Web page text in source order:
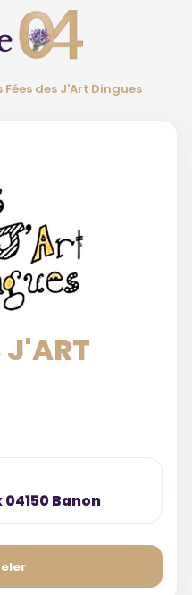
Fées des J'Art Dingues
J'ART
04150 Banon